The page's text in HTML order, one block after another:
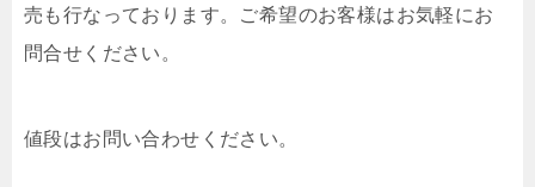
売も行なっております。ご希望のお客様はお気軽にお
問合せください。
値段はお問い合わせください。